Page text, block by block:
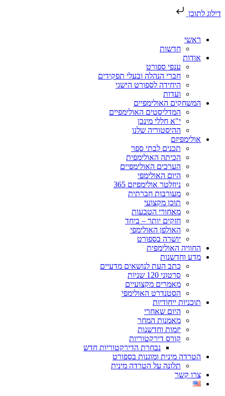
דילוג לתוכן
ראשי
חדשות
אודות
ענפי ספורט
חברי הנהלה ובעלי תפקידים
היחידה לספורט הישגי
ועדות
המשחקים האולימפיים
המדליסטים האולימפיים
י"א חללי מינכן
ההיסטוריה שלנו
אולימפיזם
תכנים לבתי ספר
הכיתה האולימפית
הערכים האולימפיים
היום האולימפי
ניוזלטר אולימפיזם 365
מעורבות חברתית
תוכן מקצועי
מאחורי הטבעות
חזקים יותר – ביחד
האולפן האולימפי
יושרה בספורט
החוויה האולימפית
מדע וחדשנות
כתב העת לנושאים מדעיים
סרטוני 120 שניות
מאמרים מקצועיים
הסטנדרט האולימפי
תוכניות ייחודיות
היום שאחרי
מאמנות המחר
יזמות וחדשנות
קורס דירקטוריות
נבחרת הדירקטוריות חדש
הטרדה מינית ומוגנות בספורט
תלונה על הטרדה מינית
צרו קשר